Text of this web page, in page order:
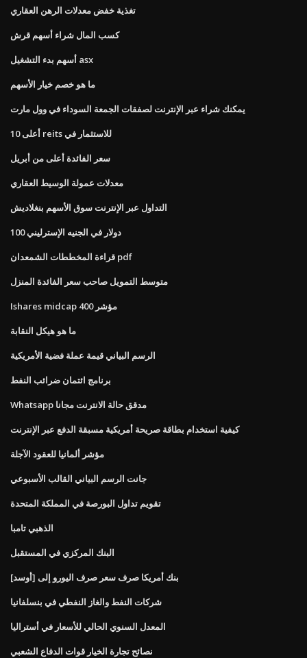
تغذية خفض معدلات الرهن العقاري
كسب المال شراء أسهم قرش
أسهم بدء التشغيل asx
ما هو خصم خيار الأسهم
يمكنك شراء عبر الإنترنت لصفقات الجمعة السوداء في وول مارت
أعلى 10 reits للاستثمار في
سعر الفائدة أعلى من أبريل
معدلات عمولة الوسيط العقاري
التداول عبر الإنترنت سوق الأسهم بنغلاديش
100 دولار في الجنيه الإسترليني
قراءة المخططات الشمعدان pdf
متوسط ​​التمويل صاحب سعر الفائدة المنزل
Ishares midcap 400 مؤشر
ما هو هيكل النقابة
الرسم البياني قيمة عملة فضية الأمريكية
برنامج ائتمان ضرائب النفط
Whatsapp مدقق حالة الانترنت مجانا
كيفية استخدام بطاقة صريحة أمريكية مسبقة الدفع عبر الإنترنت
مؤشر ألمانيا للعقود الآجلة
جانت الرسم البياني القالب الأسبوعي
تقويم تداول البورصة في المملكة المتحدة
الذهبي تامبا
البنك المركزي في المستقبل
بنك أمريكا صرف سعر صرف اليورو إلى [أوسد]
شركات النفط والغاز النفطي في بنسلفانيا
المعدل السنوي الحالي للأسعار في أستراليا
نصائح تجارة الخيار قوات الدفاع الشعبي